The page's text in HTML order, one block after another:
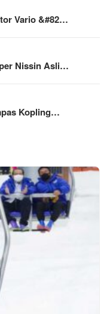
Vario &#82…
Nissin Asli…
Kopling…